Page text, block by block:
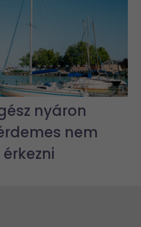
nyáron
nem